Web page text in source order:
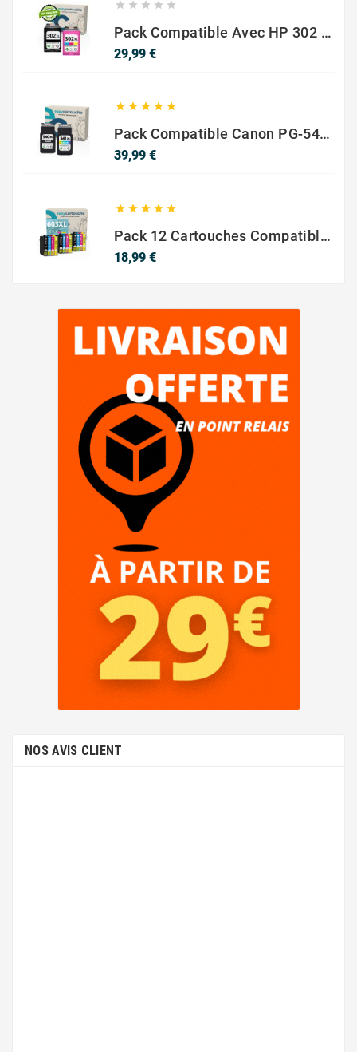
    
Pack Compatible Avec HP 302 XL Noir Et Couleur - SANS NIVEAU ENCRE
29,99 €Prix
    
Pack Compatible Canon PG-540 XL / CL-541 XL – Noir & Couleur – Haute Capacité
39,99 €Prix
    
Pack 12 Cartouches Compatible EPSON 603XL
18,99 €Prix
NOS AVIS CLIENT